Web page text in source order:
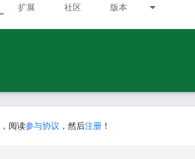
扩展 社区 版本
，阅读参与协议 ，然后注册 ！